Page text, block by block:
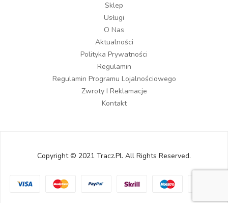
Sklep
Usługi
O Nas
Aktualności
Polityka Prywatności
Regulamin
Regulamin Programu Lojalnościowego
Zwroty I Reklamacje
Kontakt
Copyright © 2021 Tracz.pl. All Rights Reserved.